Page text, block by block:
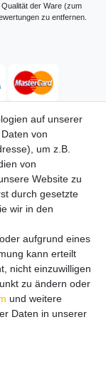
der Ware (zum
zu entfernen.
widerrufen
vorbehalten.
auf unserer
von
um z.B.
von
Website zu
durch gesetzte
wir in den
aufgrund eines
kann erteilt
nicht einzuwilligen
zu ändern oder
und weitere
Daten in unserer